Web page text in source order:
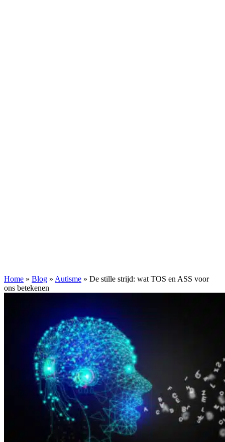
Home » Blog » Autisme » De stille strijd: wat TOS en ASS voor
ons betekenen